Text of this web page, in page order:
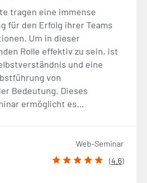
tragen eine immense
für den Erfolg ihrer Teams
Um in dieser
Rolle effektiv zu sein, ist
und eine
von
Bedeutung. Dieses
ermöglicht es…
Web-Seminar
(4.6)